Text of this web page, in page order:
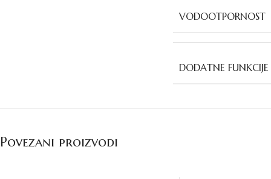
VODOOTPORNOST
DODATNE FUNKCIJE
Povezani proizvodi